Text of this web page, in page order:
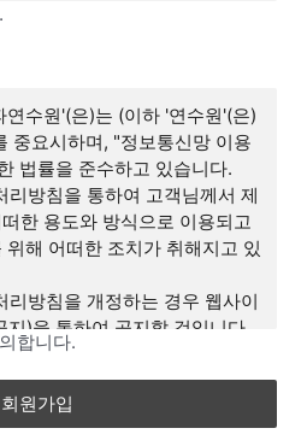
및 변경)
공시함으로써 효력을 발생하
공지함으로써 효력을 발휘하며,
등 중요한 규정의 개정은 사전
유가 발생될 경우에는 이 약관
을 변경할 경우에는 이를 사전
은 정기적으로 웹을 방문하여
는 것에 동의함을 의미합니다.
알지 못해 발생하는 이용자의
동의하지 않을 경우 회원 탈퇴
, 변경된 약관의 효력 발생일로
수원'(은)는 (이하 '연수원'(은)
중요시하며, "정보통신망 이용
법률을 준수하고 있습니다.
리방침을 통하여 고객님께서 제
한 용도와 방식으로 이용되고
해 어떠한 조치가 취해지고 있
리방침을 개정하는 경우 웹사이
)을 통하여 공지할 것입니다.
정보를 다음의 목적을 위해 처
합니다.